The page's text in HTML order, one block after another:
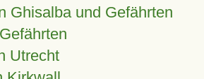
Ghisalba und Gefährten
Utrecht